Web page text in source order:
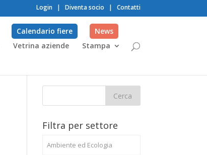
Login | Diventa socio | Contatti
Vetrina aziende Stampa
Calendario fiere News
Filtra per settore
Ambiente ed Ecologia